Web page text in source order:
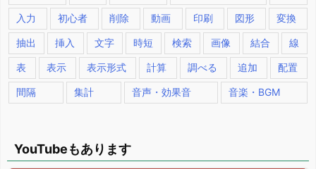
入力 初心者 削除 動画 印刷 図形 変換
抽出 挿入 文字 時短 検索 画像 結合 線
表 表示 表示形式 計算 調べる 追加 配置
間隔 集計 音声・効果音 音楽・BGM
YouTubeもあります